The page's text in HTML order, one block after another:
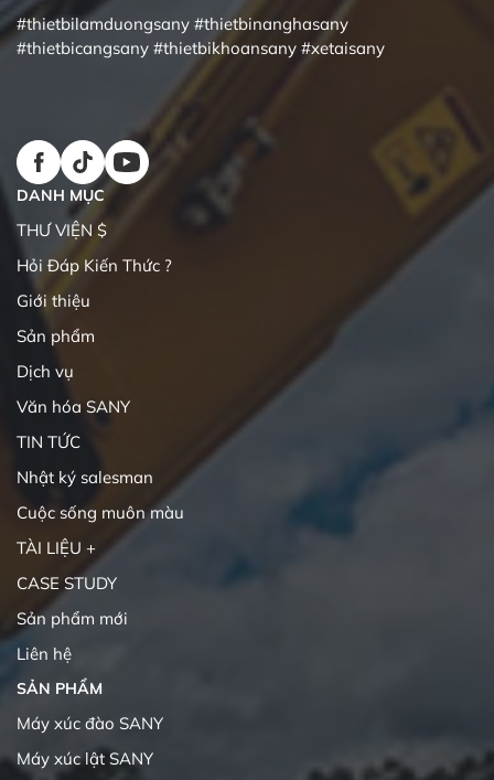
#thietbilamduongsany #thietbinanghasany
#thietbicangsany #thietbikhoansany #xetaisany
DANH MỤC
THƯ VIỆN $
Hỏi Đáp Kiến Thức ?
Giới thiệu
Sản phẩm
Dịch vụ
Văn hóa SANY
TIN TỨC
Nhật ký salesman
Cuộc sống muôn màu
TÀI LIỆU +
CASE STUDY
Sản phẩm mới
Liên hệ
SẢN PHẨM
Máy xúc đào SANY
Máy xúc lật SANY